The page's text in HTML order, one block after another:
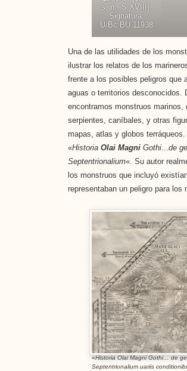
s. n., S.XVIII].
Signatura:
U/Bc BU 11938
Una de las utilidades de los
ilustrar los relatos de los
frente a los posibles peligros que
aguas o territorios desconocidos.
encontramos monstruos marinos,
serpientes, caníbales, y otras
mapas, atlas y globos
«Historia Olai MagniGothi.
de
Septentrionalium«. Su autor
los monstruos que incluyó
representaban un peligro para los
«Historia Olai Magni Gothi… de
Septentrionalium uariis